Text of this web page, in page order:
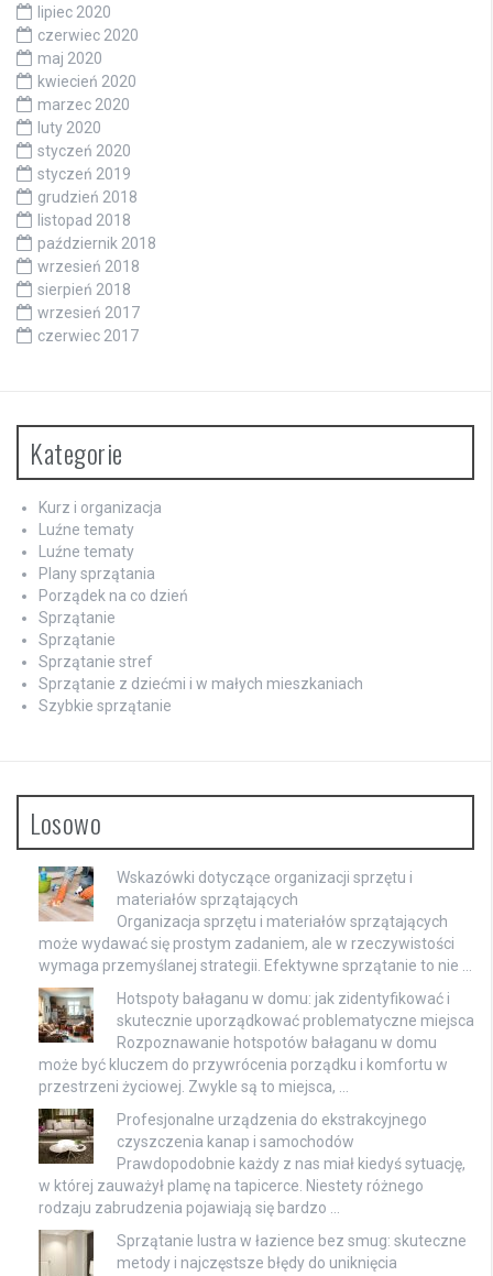
lipiec 2020
czerwiec 2020
maj 2020
kwiecień 2020
marzec 2020
luty 2020
styczeń 2020
styczeń 2019
grudzień 2018
listopad 2018
październik 2018
wrzesień 2018
sierpień 2018
wrzesień 2017
czerwiec 2017
Kategorie
Kurz i organizacja
Luźne tematy
Luźne tematy
Plany sprzątania
Porządek na co dzień
Sprzątanie
Sprzątanie
Sprzątanie stref
Sprzątanie z dziećmi i w małych mieszkaniach
Szybkie sprzątanie
Losowo
Wskazówki dotyczące organizacji sprzętu i
materiałów sprzątających
Organizacja sprzętu i materiałów sprzątających
może wydawać się prostym zadaniem, ale w rzeczywistości
wymaga przemyślanej strategii. Efektywne sprzątanie to nie …
Hotspoty bałaganu w domu: jak zidentyfikować i
skutecznie uporządkować problematyczne miejsca
Rozpoznawanie hotspotów bałaganu w domu
może być kluczem do przywrócenia porządku i komfortu w
przestrzeni życiowej. Zwykle są to miejsca, …
Profesjonalne urządzenia do ekstrakcyjnego
czyszczenia kanap i samochodów
Prawdopodobnie każdy z nas miał kiedyś sytuację,
w której zauważył plamę na tapicerce. Niestety różnego
rodzaju zabrudzenia pojawiają się bardzo …
Sprzątanie lustra w łazience bez smug: skuteczne
metody i najczęstsze błędy do uniknięcia